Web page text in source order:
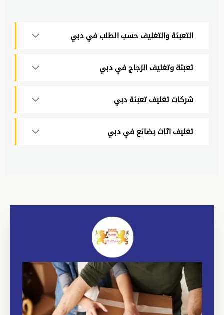
التعبئة والتغليف حسب الطلب في دبي
تعبئة وتغليف الزجاج في دبي
شركات تغليف تعبئة دبي
تغليف اثاث بضائع في دبي